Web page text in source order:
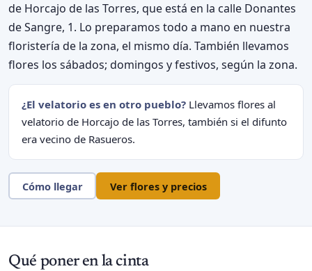
de Horcajo de las Torres, que está en la calle Donantes
de Sangre, 1. Lo preparamos todo a mano en nuestra
floristería de la zona, el mismo día. También llevamos
flores los sábados; domingos y festivos, según la zona.
¿El velatorio es en otro pueblo? Llevamos flores al
velatorio de Horcajo de las Torres, también si el difunto
era vecino de Rasueros.
Cómo llegar Ver flores y precios
Qué poner en la cinta